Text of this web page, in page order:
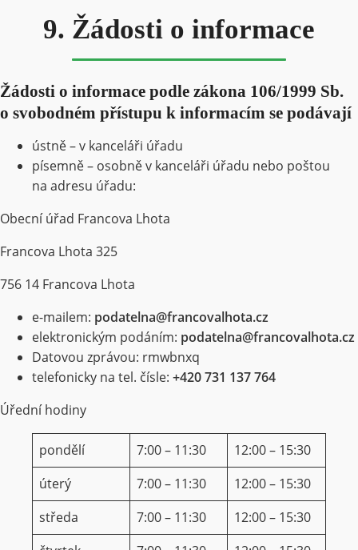
9. Žádosti o informace
Žádosti o informace podle zákona 106/1999 Sb.
o svobodném přístupu k informacím se podávají
ústně – v kanceláři úřadu
písemně – osobně v kanceláři úřadu nebo poštou
na adresu úřadu:
Obecní úřad Francova Lhota
Francova Lhota 325
756 14 Francova Lhota
e-mailem: podatelna@francovalhota.cz
elektronickým podáním: podatelna@francovalhota.cz
Datovou zprávou: rmwbnxq
telefonicky na tel. čísle: +420 731 137 764
Úřední hodiny
pondělí 7:00 – 11:30
12:00 – 15:30
úterý
7:00 – 11:30
12:00 – 15:30
středa
7:00 – 11:30
12:00 – 15:30